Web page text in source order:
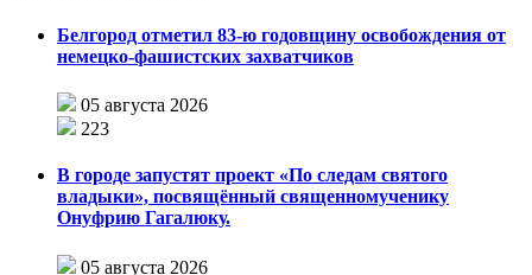
Белгород отметил 83-ю годовщину освобождения от
немецко-фашистских захватчиков
05 августа 2026
223
В городе запустят проект «По следам святого
владыки», посвящённый священномученику
Онуфрию Гагалюку.
05 августа 2026